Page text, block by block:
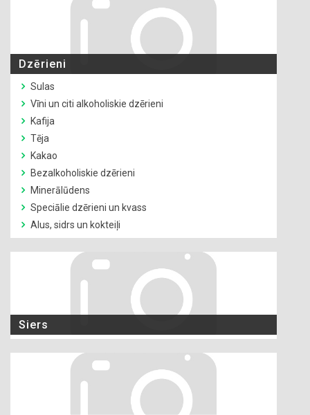
Dzērieni
Sulas
Vīni un citi alkoholiskie dzērieni
Kafija
Tēja
Kakao
Bezalkoholiskie dzērieni
Minerālūdens
Speciālie dzērieni un kvass
Alus, sidrs un kokteiļi
Siers